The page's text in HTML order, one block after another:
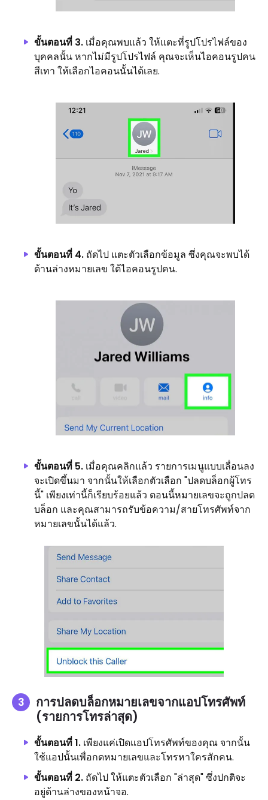
ขั้นตอนที่ 3. เมื่อคุณพบแล้ว ให้แตะที่รูปโปรไฟล์ของ
บุคคลนั้น หากไม่มีรูปโปรไฟล์ คุณจะเห็นไอคอนรูปคน
สีเทา ให้เลือกไอคอนนั้นได้เลย.
ขั้นตอนที่ 4. ถัดไป แตะตัวเลือกข้อมูล ซึ่งคุณจะพบได้
ด้านล่างหมายเลข ใต้ไอคอนรูปคน.
ขั้นตอนที่ 5. เมื่อคุณคลิกแล้ว รายการเมนูแบบเลื่อนลง
จะเปิดขึ้นมา จากนั้นให้เลือกตัวเลือก "ปลดบล็อกผู้โทร
นี้" เพียงเท่านี้ก็เรียบร้อยแล้ว ตอนนี้หมายเลขจะถูกปลด
บล็อก และคุณสามารถรับข้อความ/สายโทรศัพท์จาก
หมายเลขนั้นได้แล้ว.
การปลดบล็อกหมายเลขจากแอปโทรศัพท์
(รายการโทรล่าสุด)
ขั้นตอนที่ 1. เพียงแค่เปิดแอปโทรศัพท์ของคุณ จากนั้น
ใช้แอปนั้นเพื่อกดหมายเลขและโทรหาใครสักคน.
ขั้นตอนที่ 2. ถัดไป ให้แตะตัวเลือก "ล่าสุด" ซึ่งปกติจะ
อยู่ด้านล่างของหน้าจอ.